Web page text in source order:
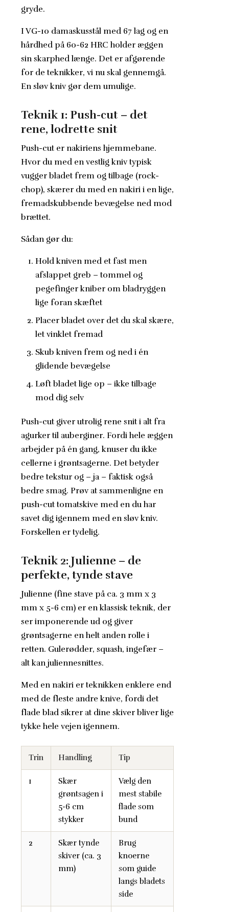
gryde.
I VG-10 damaskusstål med 67 lag og en
hårdhed på 60-62 HRC holder æggen
sin skarphed længe. Det er afgørende
for de teknikker, vi nu skal gennemgå.
En sløv kniv gør dem umulige.
Teknik 1: Push-cut – det
rene, lodrette snit
Push-cut er nakiriens hjemmebane.
Hvor du med en vestlig kniv typisk
vugger bladet frem og tilbage (rock-
chop), skærer du med en nakiri i en lige,
fremadskubbende bevægelse ned mod
brættet.
Sådan gør du:
Hold kniven med et fast men
afslappet greb – tommel og
pegefinger kniber om bladryggen
lige foran skæftet
Placer bladet over det du skal skære,
let vinklet fremad
Skub kniven frem og ned i én
glidende bevægelse
Løft bladet lige op – ikke tilbage
mod dig selv
Push-cut giver utrolig rene snit i alt fra
agurker til auberginer. Fordi hele æggen
arbejder på én gang, knuser du ikke
cellerne i grøntsagerne. Det betyder
bedre tekstur og – ja – faktisk også
bedre smag. Prøv at sammenligne en
push-cut tomatskive med en du har
savet dig igennem med en sløv kniv.
Forskellen er tydelig.
Teknik 2: Julienne – de
perfekte, tynde stave
Julienne (fine stave på ca. 3 mm x 3
mm x 5-6 cm) er en klassisk teknik, der
ser imponerende ud og giver
grøntsagerne en helt anden rolle i
retten. Gulerødder, squash, ingefær –
alt kan juliennesnittes.
Med en nakiri er teknikken enklere end
med de fleste andre knive, fordi det
flade blad sikrer at dine skiver bliver lige
tykke hele vejen igennem.
Trin Handling Tip
1
Skær
grøntsagen i
5-6 cm
stykker
Vælg den
mest stabile
flade som
bund
2
Skær tynde
skiver (ca. 3
mm)
Brug
knoerne
som guide
langs bladets
side